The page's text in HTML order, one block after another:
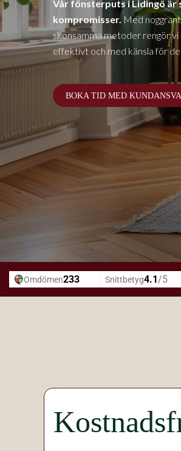
Vår fönsterputs iLidingöär
kompromisser. Med
skonsamma metoder rengör
effektivt och med känsla för
BOKA TID MED